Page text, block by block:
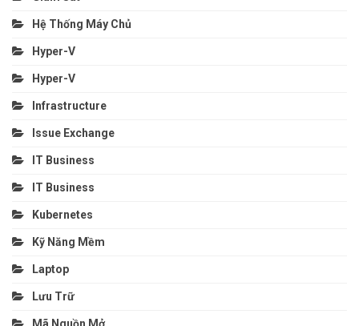
Hệ Thống Máy Chủ
Hyper-V
Hyper-V
Infrastructure
Issue Exchange
IT Business
IT Business
Kubernetes
Kỹ Năng Mềm
Laptop
Lưu Trữ